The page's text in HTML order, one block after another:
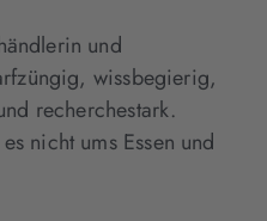
und
wissbegierig,
recherchestark.
nicht ums Essen und